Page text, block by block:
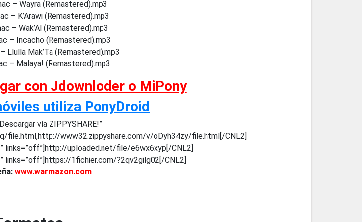
– Wayra (Remastered).mp3
– K’Arawi (Remastered).mp3
– Wak’Al (Remastered).mp3
– Incacho (Remastered).mp3
Llulla Mak’Ta (Remastered).mp3
– Malaya! (Remastered).mp3
con Jdownloder o MiPony
utiliza PonyDroid
vía ZIPPYSHARE!”
file.html,http://www32.zippyshare.com/v/oDyh34zy/file.html[/CNL2]
links=”off”]http://uploaded.net/file/e6wx6xyp[/CNL2]
links=”off”]https://1fichier.com/?2qv2gilg02[/CNL2]
www.warmazon.com